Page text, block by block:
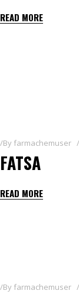
READ MORE
By farmachemuser
FATSA
READ MORE
By farmachemuser